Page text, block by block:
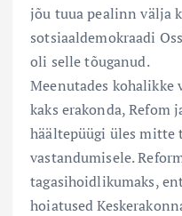
jõu tuua pealinn välja
sotsiaaldemokraadi
oli selle tõuganud.
Meenutades
kaks erakonda, Refom
häältepüügi üles mitte
vastandumisele.
tagasihoidlikumaks,
hoiatused